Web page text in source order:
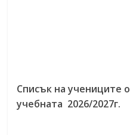
Списък на учениците
учебната 2026/2027г.